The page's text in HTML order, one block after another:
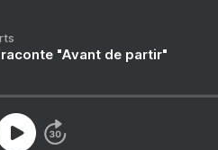
"Avant de partir"